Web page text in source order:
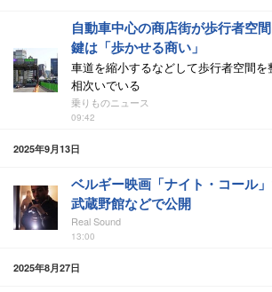
自動車中心の商店街が歩行者空
鍵は「歩かせる商い」
車道を縮小するなどして歩行者空間
相次いでいる
乗りものニュース
09:42
2025年9月13日
ベルギー映画「ナイト・コール
武蔵野館などで公開
Real Sound
13:00
2025年8月27日